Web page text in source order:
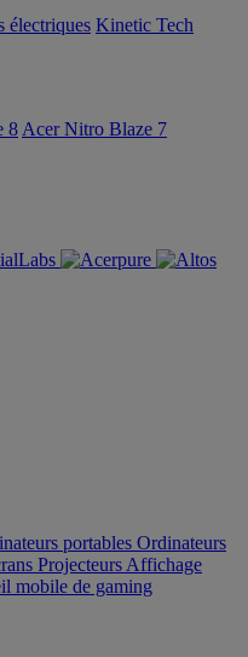
électriques Kinetic Tech
8 Acer Nitro Blaze 7
portables Ordinateurs
Projecteurs Affichage
mobile de gaming